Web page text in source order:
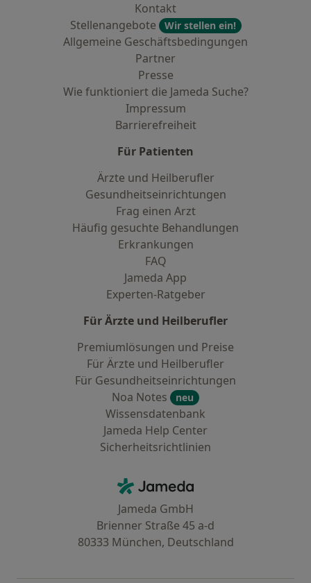
Kontakt
Stellenangebote
Wir stellen ein!
Allgemeine Geschäftsbedingungen
Partner
Presse
Wie funktioniert die Jameda Suche?
Impressum
Barrierefreiheit
Für Patienten
Ärzte und Heilberufler
Gesundheitseinrichtungen
Frag einen Arzt
Häufig gesuchte Behandlungen
Erkrankungen
FAQ
Jameda App
Experten-Ratgeber
Für Ärzte und Heilberufler
Premiumlösungen und Preise
Für Ärzte und Heilberufler
Für Gesundheitseinrichtungen
Noa Notes
neu
Wissensdatenbank
Jameda Help Center
Sicherheitsrichtlinien
Jameda - Startseite
Jameda GmbH
Brienner Straße 45 a-d
80333 München, Deutschland